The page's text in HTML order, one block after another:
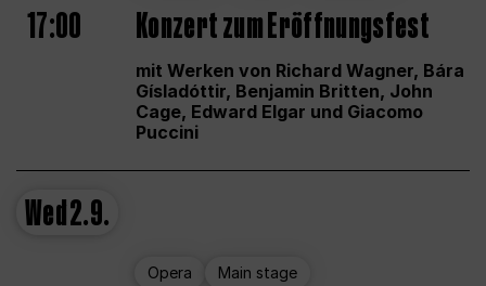
17:00 Konzert zum Eröffnungsfest
mit Werken von Richard Wagner, Bára
Gísladóttir, Benjamin Britten, John
Cage, Edward Elgar und Giacomo
Puccini
Wed2.9.
Opera Main stage